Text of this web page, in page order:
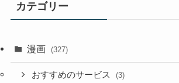
カテゴリー
漫画 (327)
おすすめのサービス (3)